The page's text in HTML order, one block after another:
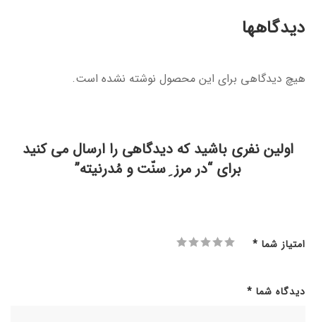
دیدگاهها
هیچ دیدگاهی برای این محصول نوشته نشده است.
اولین نفری باشید که دیدگاهی را ارسال می کنید
برای “در مرز ِ سنّت و مُدرنیته”
امتیاز شما *
دیدگاه شما *